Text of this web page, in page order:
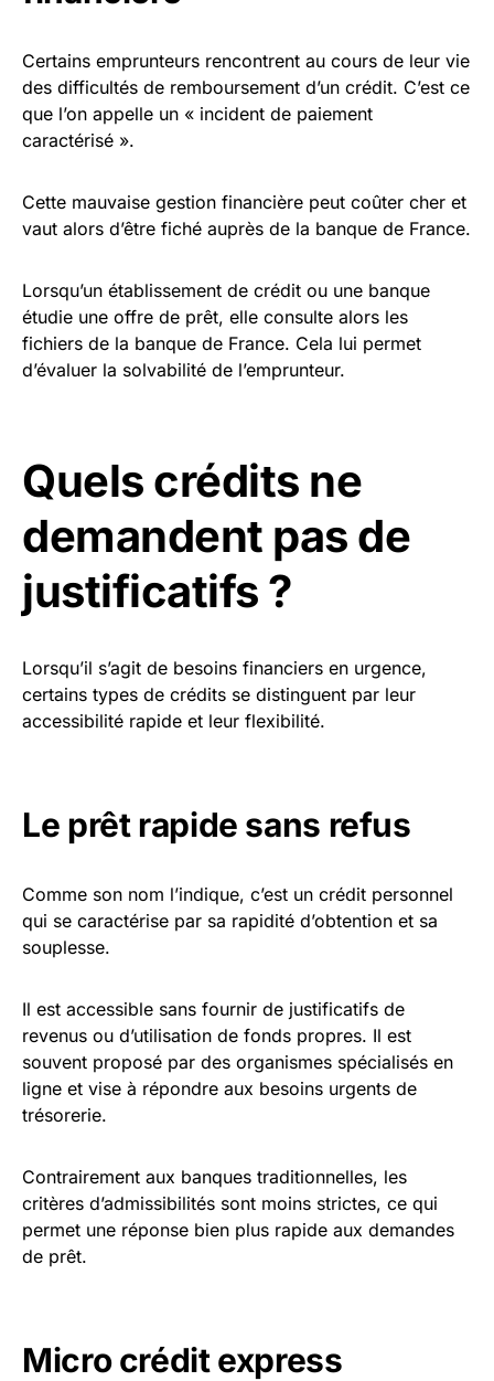
Certains emprunteurs rencontrent au cours de leur vie
des difficultés de remboursement d’un crédit. C’est ce
que l’on appelle un « incident de paiement
caractérisé ».
Cette mauvaise gestion financière peut coûter cher et
vaut alors d’être fiché auprès de la banque de France.
Lorsqu’un établissement de crédit ou une banque
étudie une offre de prêt, elle consulte alors les
fichiers de la banque de France. Cela lui permet
d’évaluer la solvabilité de l’emprunteur.
Quels crédits ne
demandent pas de
justificatifs ?
Lorsqu’il s’agit de besoins financiers en urgence,
certains types de crédits se distinguent par leur
accessibilité rapide et leur flexibilité.
Le prêt rapide sans refus
Comme son nom l’indique, c’est un crédit personnel
qui se caractérise par sa rapidité d’obtention et sa
souplesse.
Il est accessible sans fournir de justificatifs de
revenus ou d’utilisation de fonds propres. Il est
souvent proposé par des organismes spécialisés en
ligne et vise à répondre aux besoins urgents de
trésorerie.
Contrairement aux banques traditionnelles, les
critères d’admissibilités sont moins strictes, ce qui
permet une réponse bien plus rapide aux demandes
de prêt.
Micro crédit express